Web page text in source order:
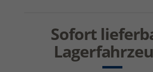
Sofort